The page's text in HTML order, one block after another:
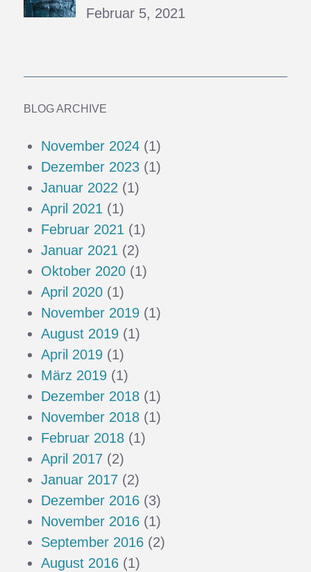
Februar 5, 2021
BLOG ARCHIVE
November 2024 (1)
Dezember 2023 (1)
Januar 2022 (1)
April 2021 (1)
Februar 2021 (1)
Januar 2021 (2)
Oktober 2020 (1)
April 2020 (1)
November 2019 (1)
August 2019 (1)
April 2019 (1)
März 2019 (1)
Dezember 2018 (1)
November 2018 (1)
Februar 2018 (1)
April 2017 (2)
Januar 2017 (2)
Dezember 2016 (3)
November 2016 (1)
September 2016 (2)
August 2016 (1)